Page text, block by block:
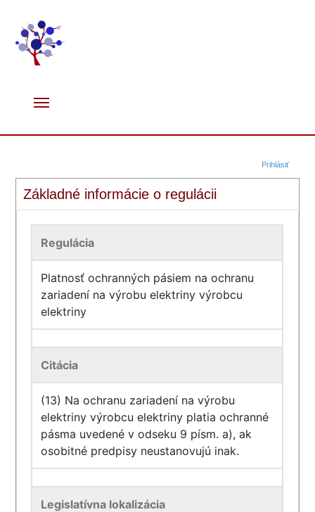
Prihlásiť
Základné informácie o regulácii
Regulácia
Platnosť ochranných pásiem na ochranu
zariadení na výrobu elektriny výrobcu
elektriny
Citácia
(13) Na ochranu zariadení na výrobu
elektriny výrobcu elektriny platia ochranné
pásma uvedené v odseku 9 písm. a), ak
osobitné predpisy neustanovujú inak.
Legislatívna lokalizácia